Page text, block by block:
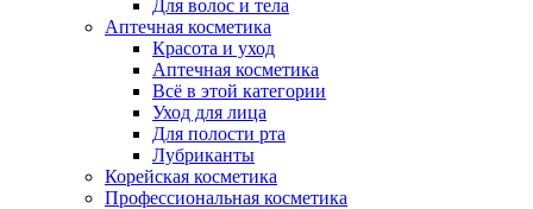
Для волос и тела
Аптечная косметика
Красота и уход
Аптечная косметика
Всё в этой категории
Уход для лица
Для полости рта
Лубриканты
Корейская косметика
Профессиональная косметика